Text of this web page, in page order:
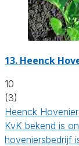
13. Heenck
10
(3)
Heenck
KvK bekend is
hoveniersbedrijf